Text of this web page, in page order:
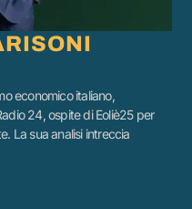
economico italiano,
24, ospite di Eoliè25 per
La sua analisi intreccia